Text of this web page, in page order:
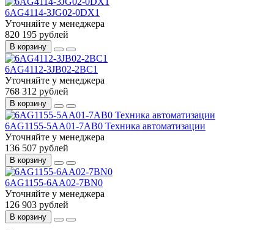
6AG4114-3JG02-0DX1
Уточняйте у менеджера
820 195 рублей
В корзину
6AG4112-3JB02-2BC1
Уточняйте у менеджера
768 312 рублей
В корзину
6AG1155-5AA01-7AB0 Техника автоматизации
Уточняйте у менеджера
136 507 рублей
В корзину
6AG1155-6AA02-7BN0
Уточняйте у менеджера
126 903 рублей
В корзину